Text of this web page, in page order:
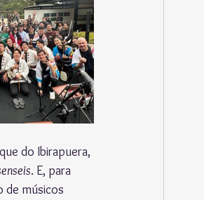
do Ibirapuera,
. E, para
de músicos